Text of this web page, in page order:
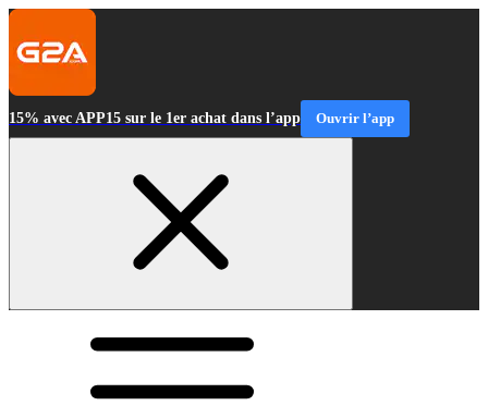
15% avec APP15 sur le 1er achat dans l’app Ouvrir l’app